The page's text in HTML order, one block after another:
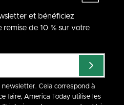
et bénéficiez
de 10 % sur votre
newsletter. Cela correspond à
faire, America Today utilise les